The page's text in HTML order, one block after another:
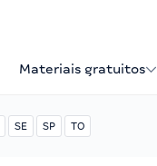
Materiais gratuitos
SE SP TO